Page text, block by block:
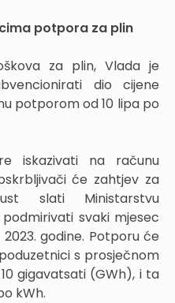
potpora za plin
za plin, Vlada je
dio cijene
potporom od 10 lipa po
iskazivati na računu
će zahtjev za
slati Ministarstvu
svaki mjesec
godine. Potporu će
s prosječnom
gigavatsati (GWh), i ta
kWh.